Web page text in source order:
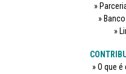
O que